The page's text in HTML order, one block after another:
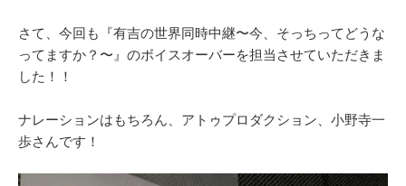
さて、今回も『有吉の世界同時中継〜今、そっちってどうな
ってますか？〜』のボイスオーバーを担当させていただきま
した！！
ナレーションはもちろん、アトゥプロダクション、小野寺一
歩さんです！